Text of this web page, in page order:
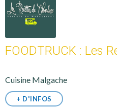
FOODTRUCK : Les
Cuisine Malgache
+ D'INFOS